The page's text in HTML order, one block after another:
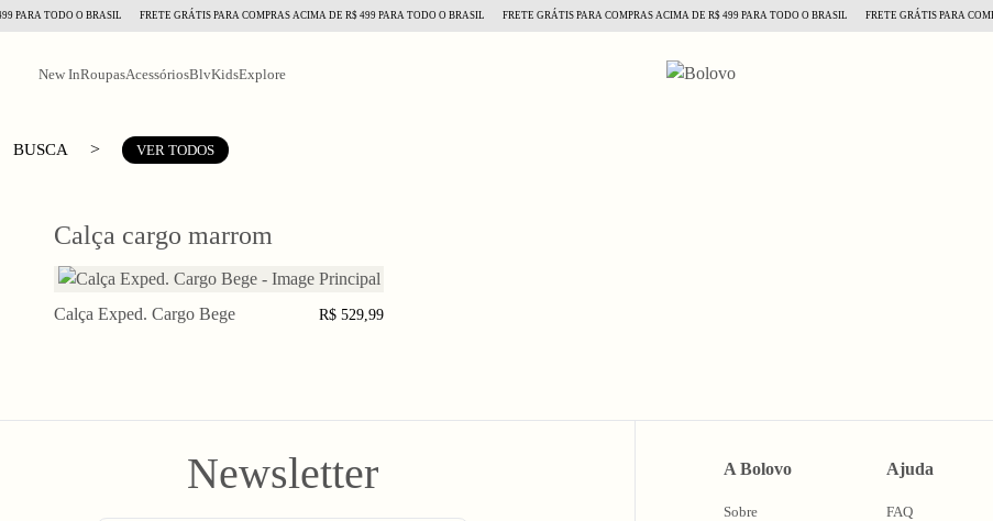
PARA TODO O BRASIL FRETE GRÁTIS PARA COMPRAS ACIMA DE R$ 499 PARA TODO O BRASIL FRETE GRÁTIS PARA COMPRAS ACIMA DE R$ 499 PARA TODO O BRASIL FRETE GRÁTIS PARA
New InRoupasAcessóriosBlvKidsExplore
BUSCA > VER TODOS
Calça cargo marrom
PP P M G XGG
Calça Exped. Cargo Bege R$ 529,99
Newsletter A Bolovo
Sobre
Ajuda
FAQ